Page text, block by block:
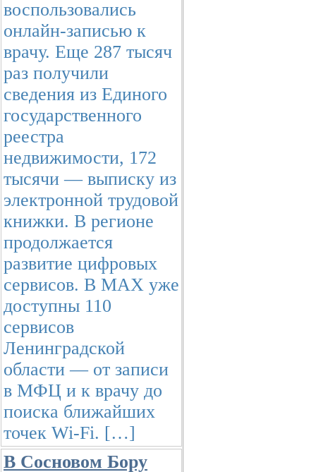
воспользовались
онлайн-записью к
врачу. Еще 287 тысяч
раз получили
сведения из Единого
государственного
реестра
недвижимости, 172
тысячи — выписку из
электронной трудовой
книжки. В регионе
продолжается
развитие цифровых
сервисов. В МАХ уже
доступны 110
сервисов
Ленинградской
области — от записи
в МФЦ и к врачу до
поиска ближайших
точек Wi-Fi. […]
В Сосновом Бору